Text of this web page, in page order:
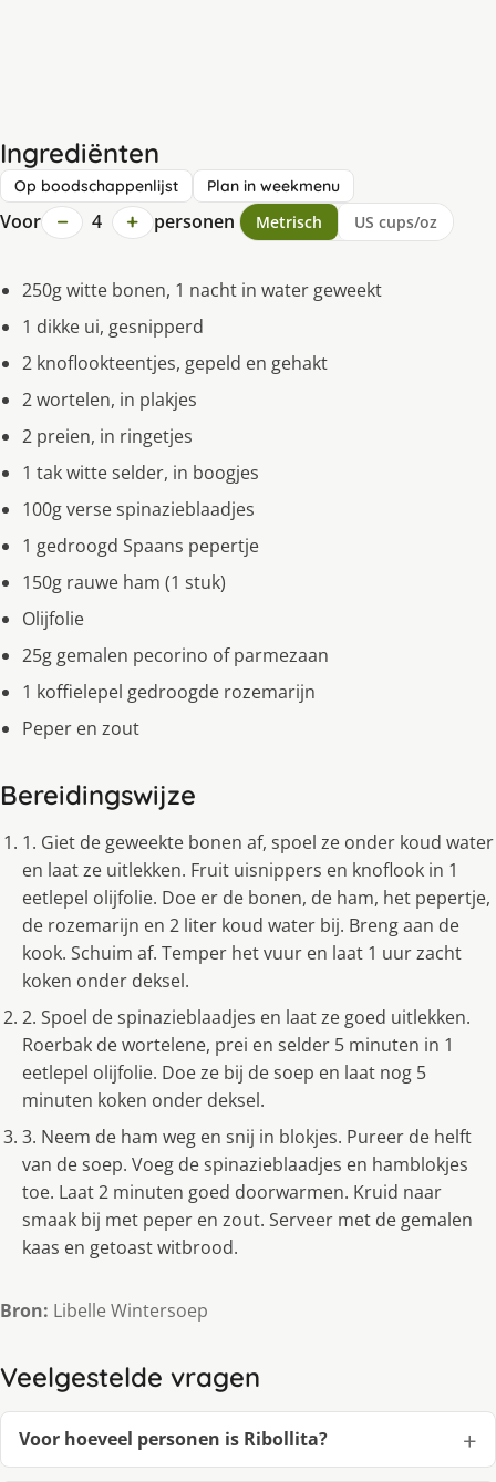
Ingrediënten
Op boodschappenlijst Plan in weekmenu
Voor − 4 + personen Metrisch US cups/oz
250g witte bonen, 1 nacht in water geweekt
1 dikke ui, gesnipperd
2 knoflookteentjes, gepeld en gehakt
2 wortelen, in plakjes
2 preien, in ringetjes
1 tak witte selder, in boogjes
100g verse spinazieblaadjes
1 gedroogd Spaans pepertje
150g rauwe ham (1 stuk)
Olijfolie
25g gemalen pecorino of parmezaan
1 koffielepel gedroogde rozemarijn
Peper en zout
Bereidingswijze
1. Giet de geweekte bonen af, spoel ze onder koud water
en laat ze uitlekken. Fruit uisnippers en knoflook in 1
eetlepel olijfolie. Doe er de bonen, de ham, het pepertje,
de rozemarijn en 2 liter koud water bij. Breng aan de
kook. Schuim af. Temper het vuur en laat 1 uur zacht
koken onder deksel.
2. Spoel de spinazieblaadjes en laat ze goed uitlekken.
Roerbak de wortelene, prei en selder 5 minuten in 1
eetlepel olijfolie. Doe ze bij de soep en laat nog 5
minuten koken onder deksel.
3. Neem de ham weg en snij in blokjes. Pureer de helft
van de soep. Voeg de spinazieblaadjes en hamblokjes
toe. Laat 2 minuten goed doorwarmen. Kruid naar
smaak bij met peper en zout. Serveer met de gemalen
kaas en getoast witbrood.
Bron: Libelle Wintersoep
Veelgestelde vragen
Voor hoeveel personen is Ribollita?